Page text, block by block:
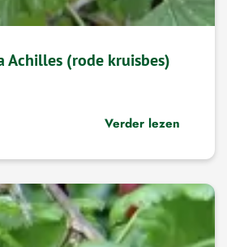
Achilles (rode kruisbes)
Verder lezen